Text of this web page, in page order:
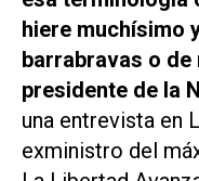
hiere muchísimo
barrabravas o de
presidente de la
una entrevista en
exministro del